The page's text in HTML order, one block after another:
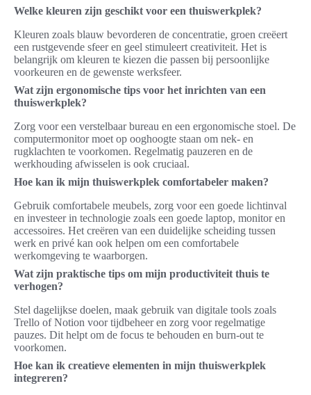
Welke kleuren zijn geschikt voor een thuiswerkplek?
Kleuren zoals blauw bevorderen de concentratie, groen creëert
een rustgevende sfeer en geel stimuleert creativiteit. Het is
belangrijk om kleuren te kiezen die passen bij persoonlijke
voorkeuren en de gewenste werksfeer.
Wat zijn ergonomische tips voor het inrichten van een
thuiswerkplek?
Zorg voor een verstelbaar bureau en een ergonomische stoel. De
computermonitor moet op ooghoogte staan om nek- en
rugklachten te voorkomen. Regelmatig pauzeren en de
werkhouding afwisselen is ook cruciaal.
Hoe kan ik mijn thuiswerkplek comfortabeler maken?
Gebruik comfortabele meubels, zorg voor een goede lichtinval
en investeer in technologie zoals een goede laptop, monitor en
accessoires. Het creëren van een duidelijke scheiding tussen
werk en privé kan ook helpen om een comfortabele
werkomgeving te waarborgen.
Wat zijn praktische tips om mijn productiviteit thuis te
verhogen?
Stel dagelijkse doelen, maak gebruik van digitale tools zoals
Trello of Notion voor tijdbeheer en zorg voor regelmatige
pauzes. Dit helpt om de focus te behouden en burn-out te
voorkomen.
Hoe kan ik creatieve elementen in mijn thuiswerkplek
integreren?